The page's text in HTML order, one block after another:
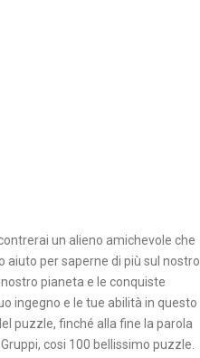
un alieno amichevole che
per saperne di più sul nostro
pianeta e le conquiste
ingegno e le tue abilità in questo
puzzle, finché alla fine la parola
cosi 100 bellissimo puzzle.